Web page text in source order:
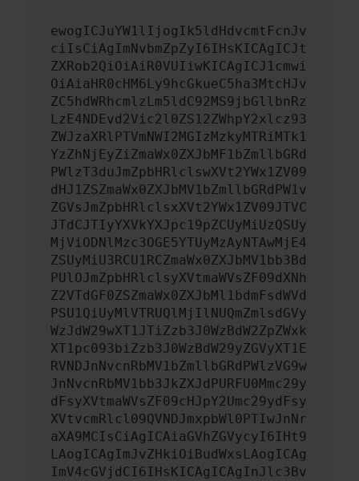
ewogICJuYW1lIjogIk5ldHdvcmtFcnJv
ciIsCiAgImNvbmZpZyI6IHsKICAgICJt
ZXRob2QiOiAiR0VUIiwKICAgICJ1cmwi
OiAiaHR0cHM6Ly9hcGkueC5ha3MtcHJv
ZC5hdWRhcmlzLm5ldC92MS9jbGllbnRz
LzE4NDEvd2Vic2l0ZS12ZWhpY2xlcz93
ZWJzaXRlPTVmNWI2MGIzMzkyMTRiMTk1
YzZhNjEyZiZmaWx0ZXJbMF1bZmllbGRd
PWlzT3duJmZpbHRlclswXVt2YWx1ZV09
dHJ1ZSZmaWx0ZXJbMV1bZmllbGRdPW1v
ZGVsJmZpbHRlclsxXVt2YWx1ZV09JTVC
JTdCJTIyYXVkYXJpc19pZCUyMiUzQSUy
MjViODNlMzc3OGE5YTUyMzAyNTAwMjE4
ZSUyMiU3RCU1RCZmaWx0ZXJbMV1bb3Bd
PUlOJmZpbHRlclsyXVtmaWVsZF09dXNh
Z2VTdGF0ZSZmaWx0ZXJbMl1bdmFsdWVd
PSU1QiUyMlVTRUQlMjIlNUQmZmlsdGVy
WzJdW29wXT1JTiZzb3J0WzBdW2ZpZWxk
XT1pc093biZzb3J0WzBdW29yZGVyXT1E
RVNDJnNvcnRbMV1bZmllbGRdPWlzVG9w
JnNvcnRbMV1bb3JkZXJdPURFU0Mmc29y
dFsyXVtmaWVsZF09cHJpY2Umc29ydFsy
XVtvcmRlcl09QVNDJmxpbWl0PTIwJnNr
aXA9MCIsCiAgICAiaGVhZGVycyI6IHt9
LAogICAgImJvZHkiOiBudWxsLAogICAg
ImV4cGVjdCI6IHsKICAgICAgInJlc3Bv